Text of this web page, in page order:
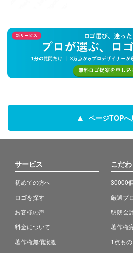
ページTOPへ
サービス
初めての方へ
ロゴを探す
お客様の声
料金について
著作権無償譲渡
こだわ
30000
厳選プ
明朗会
著作権
1点も